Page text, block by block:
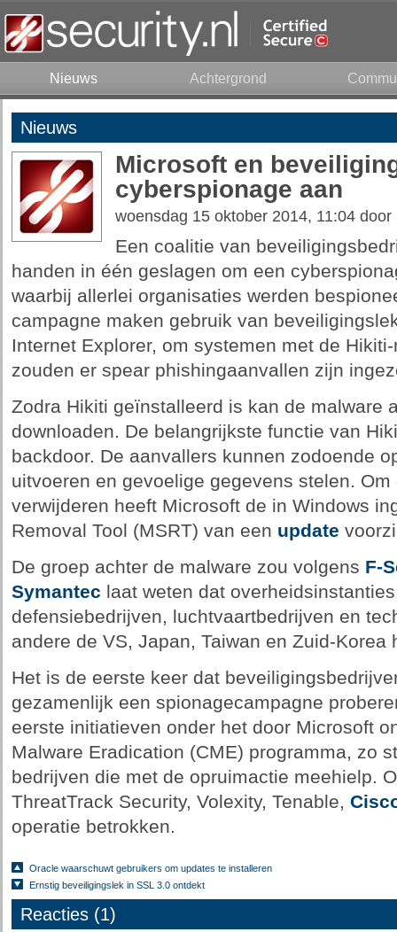
Nieuws Achtergrond
Nieuws
Microsoft en
cyberspionage aan
woensdag 15 oktober 2014, 11:04 door
Een coalitie van
handen in één geslagen om een
waarbij allerlei organisaties werden
campagne maken gebruik van
Internet Explorer, om systemen met de
zouden er spear phishingaanvallen zijn
Zodra Hikiti geïnstalleerd is kan de malware
downloaden. De belangrijkste functie van
backdoor. De aanvallers kunnen zodoende
uitvoeren en gevoelige gegevens stelen.
verwijderen heeft Microsoft de in Windows
Removal Tool (MSRT) van een update
De groep achter de malware zou volgens F-
Symantec laat weten dat
defensiebedrijven, luchtvaartbedrijven en
andere de VS, Japan, Taiwan en Zuid-Korea
Het is de eerste keer dat
gezamenlijk een spionagecampagne
eerste initiatieven onder het door Microsoft
Malware Eradication (CME) programma, zo
bedrijven die met de opruimactie meehielp.
ThreatTrack Security, Volexity, Tenable,
operatie betrokken.
Oracle waarschuwt gebruikers om updates te installeren
Ernstig beveiligingslek in SSL 3.0 ontdekt
Reacties (1)